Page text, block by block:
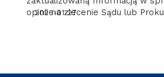
2026-01-27
opinii na zlecenie Sądu lub